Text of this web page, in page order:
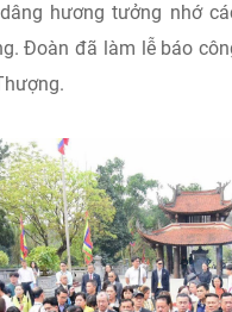
hương tưởng nhớ
Đoàn đã làm lễ báo